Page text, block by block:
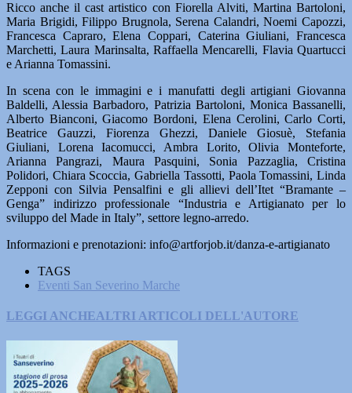
Ricco anche il cast artistico con Fiorella Alviti, Martina Bartoloni,
Maria Brigidi, Filippo Brugnola, Serena Calandri, Noemi Capozzi,
Francesca Capraro, Elena Coppari, Caterina Giuliani, Francesca
Marchetti, Laura Marinsalta, Raffaella Mencarelli, Flavia Quartucci
e Arianna Tomassini.
In scena con le immagini e i manufatti degli artigiani Giovanna
Baldelli, Alessia Barbadoro, Patrizia Bartoloni, Monica Bassanelli,
Alberto Bianconi, Giacomo Bordoni, Elena Cerolini, Carlo Corti,
Beatrice Gauzzi, Fiorenza Ghezzi, Daniele Giosuè, Stefania
Giuliani, Lorena Iacomucci, Ambra Lorito, Olivia Monteforte,
Arianna Pangrazi, Maura Pasquini, Sonia Pazzaglia, Cristina
Polidori, Chiara Scoccia, Gabriella Tassotti, Paola Tomassini, Linda
Zepponi con Silvia Pensalfini e gli allievi dell’Itet “Bramante –
Genga” indirizzo professionale “Industria e Artigianato per lo
sviluppo del Made in Italy”, settore legno-arredo.
Informazioni e prenotazioni: info@artforjob.it/danza-e-artigianato
TAGS
Eventi San Severino Marche
LEGGI ANCHEALTRI ARTICOLI DELL'AUTORE